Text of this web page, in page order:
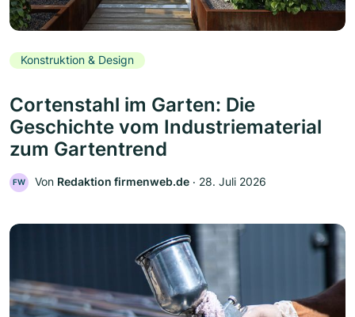
Konstruktion & Design
Cortenstahl im Garten: Die
Geschichte vom Industriematerial
zum Gartentrend
FW Von Redaktion firmenweb.de ‧ 28. Juli 2026